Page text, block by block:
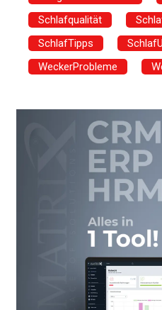
Schlafqualität
SchlafTipps
WeckerProbleme